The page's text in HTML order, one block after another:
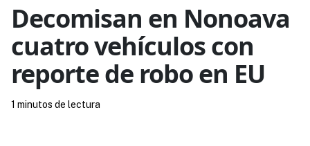
Decomisan en Nonoava
cuatro vehículos con
reporte de robo en EU
1 minutos de lectura